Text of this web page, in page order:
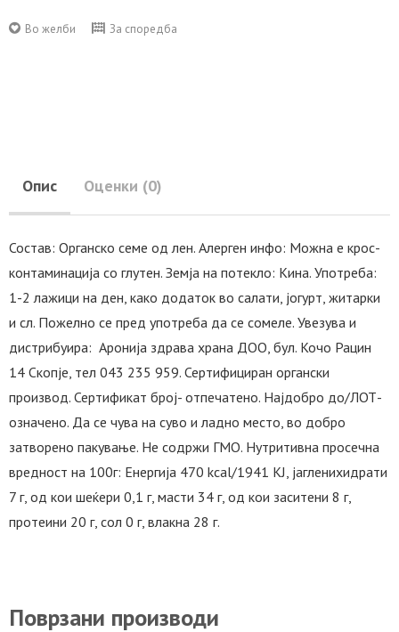
Во желби За споредба
Опис Оценки (0)
Состав: Органско семе од лен. Алерген инфо: Можна е крос-
контаминација со глутен. Земја на потекло: Кина. Употреба:
1-2 лажици на ден, како додаток во салати, јогурт, житарки
и сл. Пожелно се пред употреба да се сомеле. Увезува и
дистрибуира: Аронија здрава храна ДОО, бул. Кочо Рацин
14 Скопје, тел 043 235 959. Сертифициран органски
производ. Сертификат број- отпечатено. Најдобро до/ЛОТ-
означено. Да се чува на суво и ладно место, во добро
затворено пакување. Не содржи ГМО. Нутритивна просечна
вредност на 100г: Енергија 470 kcal/1941 КЈ, јагленихидрати
7 г, од кои шеќери 0,1 г, масти 34 г, од кои заситени 8 г,
протеини 20 г, сол 0 г, влакна 28 г.
Поврзани производи